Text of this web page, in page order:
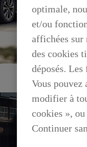
optimale,
et/ou
affichées sur
des cookies
déposés.
Vous pouvez
modifier à
cookies »,
Continuer